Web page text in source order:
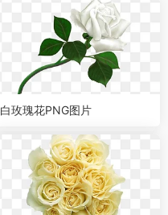
白玫瑰花PNG图片